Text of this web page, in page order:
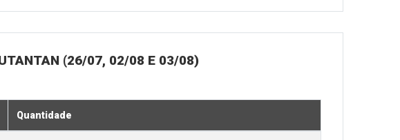
(26/07, 02/08 E 03/08)
Quantidade